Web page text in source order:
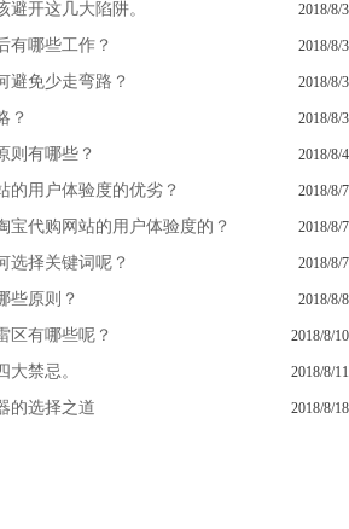
开这几大陷阱。 2018/8/3
有哪些工作？ 2018/8/3
避免少走弯路？ 2018/8/3
？ 2018/8/3
则有哪些？ 2018/8/4
的用户体验度的优劣？ 2018/8/7
宝代购网站的用户体验度的？ 2018/8/7
选择关键词呢？ 2018/8/7
些原则？ 2018/8/8
区有哪些呢？ 2018/8/10
大禁忌。 2018/8/11
的选择之道 2018/8/18